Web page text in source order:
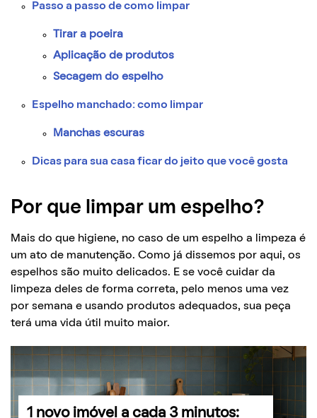
Passo a passo de como limpar
Tirar a poeira
Aplicação de produtos
Secagem do espelho
Espelho manchado: como limpar
Manchas escuras
Dicas para sua casa ficar do jeito que você gosta
Por que limpar um espelho?
Mais do que higiene, no caso de um espelho a limpeza é
um ato de manutenção. Como já dissemos por aqui, os
espelhos são muito delicados. E se você cuidar da
limpeza deles de forma correta, pelo menos uma vez
por semana e usando produtos adequados, sua peça
terá uma vida útil muito maior.
1 novo imóvel a cada 3 minutos: